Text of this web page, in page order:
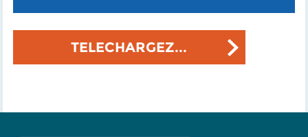
TELECHARGEZ...